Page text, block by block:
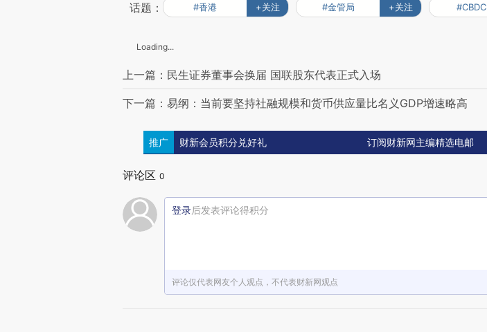
话题： #香港 +关注 #金管局 +关注 #CBDC
Loading...
上一篇：民生证券董事会换届 国联股东代表正式入场
下一篇：易纲：当前要坚持社融规模和货币供应量比名义GDP增速略高
推广 财新会员积分兑好礼 订阅财新网主编精选电邮
评论区 0
登录后发表评论得积分
评论仅代表网友个人观点，不代表财新网观点